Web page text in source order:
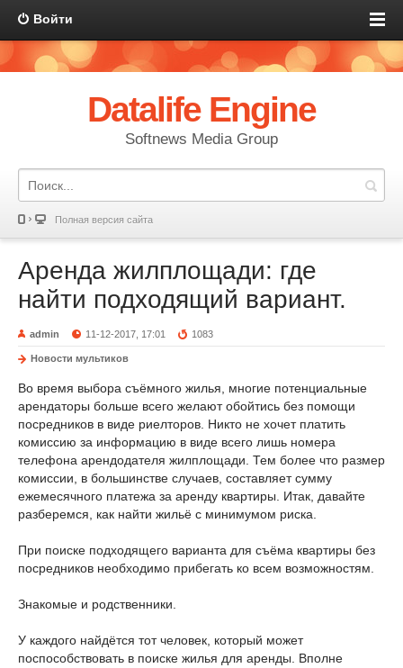
Войти
Datalife Engine
Softnews Media Group
Полная версия сайта
Аренда жилплощади: где
найти подходящий вариант.
admin 11-12-2017, 17:01 1083
Новости мультиков
Во время выбора съёмного жилья, многие потенциальные
арендаторы больше всего желают обойтись без помощи
посредников в виде риелторов. Никто не хочет платить
комиссию за информацию в виде всего лишь номера
телефона арендодателя жилплощади. Тем более что размер
комиссии, в большинстве случаев, составляет сумму
ежемесячного платежа за аренду квартиры. Итак, давайте
разберемся, как найти жильё с минимумом риска.
При поиске подходящего варианта для съёма квартиры без
посредников необходимо прибегать ко всем возможностям.
Знакомые и родственники.
У каждого найдётся тот человек, который может
поспособствовать в поиске жилья для аренды. Вполне